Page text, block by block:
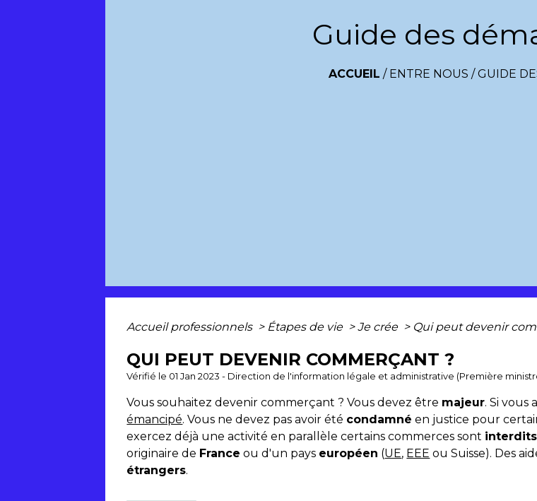
Guide des
ACCUEIL / ENTRE NOUS /GUIDE
Accueil professionnels > Étapes de vie > Je crée > Qui peut devenir
QUI PEUT DEVENIR COMMERÇANT ?
Vérifié le 01 Jan 2023 - Direction de l'information légale et administrative (Première
Vous souhaitez devenir commerçant ? Vous devez être majeur. Si vous
émancipé. Vous ne devez pas avoir été condamné en justice pour
exercez déjà une activité en parallèle certains commerces sont interdits
originaire de France ou d'un pays européen (UE, EEE ou Suisse). Des
étrangers.